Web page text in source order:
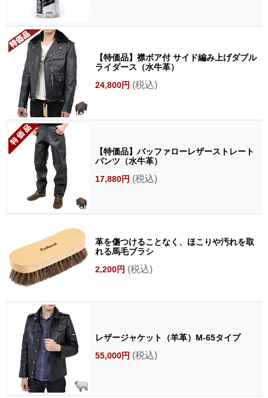
【特価品】襟ボア付 サイド編み上げダブル
ライダース（水牛革）
24,800円 (税込)
【特価品】バッファローレザーストレート
パンツ（水牛革）
17,880円 (税込)
革を傷つけることなく、ほこりや汚れを取
れる馬毛ブラシ
2,200円 (税込)
レザージャケット（羊革）M-65タイプ
55,000円 (税込)